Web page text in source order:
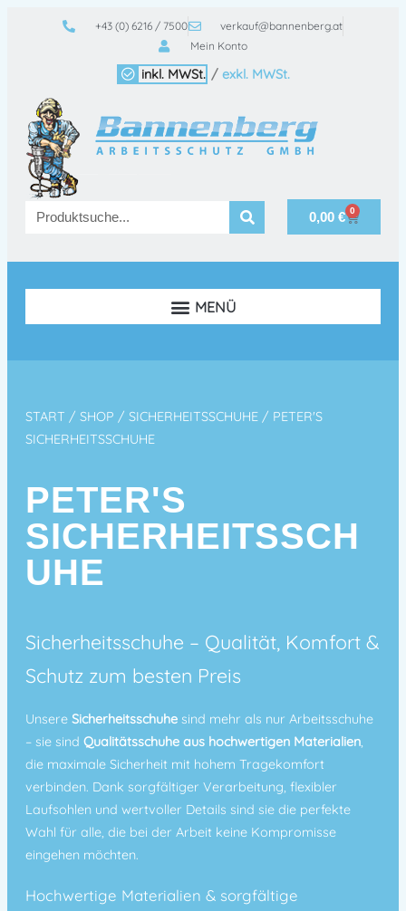
+43 (0) 6216 / 7500
verkauf@bannenberg.at
Mein Konto
inkl. MWSt. / exkl. MWSt.
0,00 € 0
START / SHOP / SICHERHEITSSCHUHE / PETER'S
SICHERHEITSSCHUHE
PETER'S
SICHERHEITSSCH
UHE
Sicherheitsschuhe – Qualität, Komfort &
Schutz zum besten Preis
Unsere Sicherheitsschuhe sind mehr als nur Arbeitsschuhe
– sie sind Qualitätsschuhe aus hochwertigen Materialien,
die maximale Sicherheit mit hohem Tragekomfort
verbinden. Dank sorgfältiger Verarbeitung, flexibler
Laufsohlen und wertvoller Details sind sie die perfekte
Wahl für alle, die bei der Arbeit keine Kompromisse
eingehen möchten.
Hochwertige Materialien & sorgfältige